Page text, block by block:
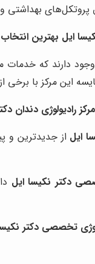
پروتکل‌های
ایل بهترین
وجود دارند که خدمات
این مرکز با برخی
رادیولوژی دندان
ایل
دکتر نکیسا ایل
تخصصی دکتر